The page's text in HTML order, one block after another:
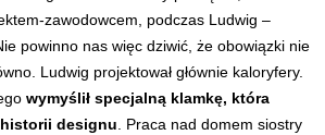
zawodowcem, podczas Ludwig –
powinno nas więc dziwić, że obowiązki nie
Ludwig projektował głównie kaloryfery.
wymyślił specjalną klamkę, która
historii designu . Praca nad domem siostry